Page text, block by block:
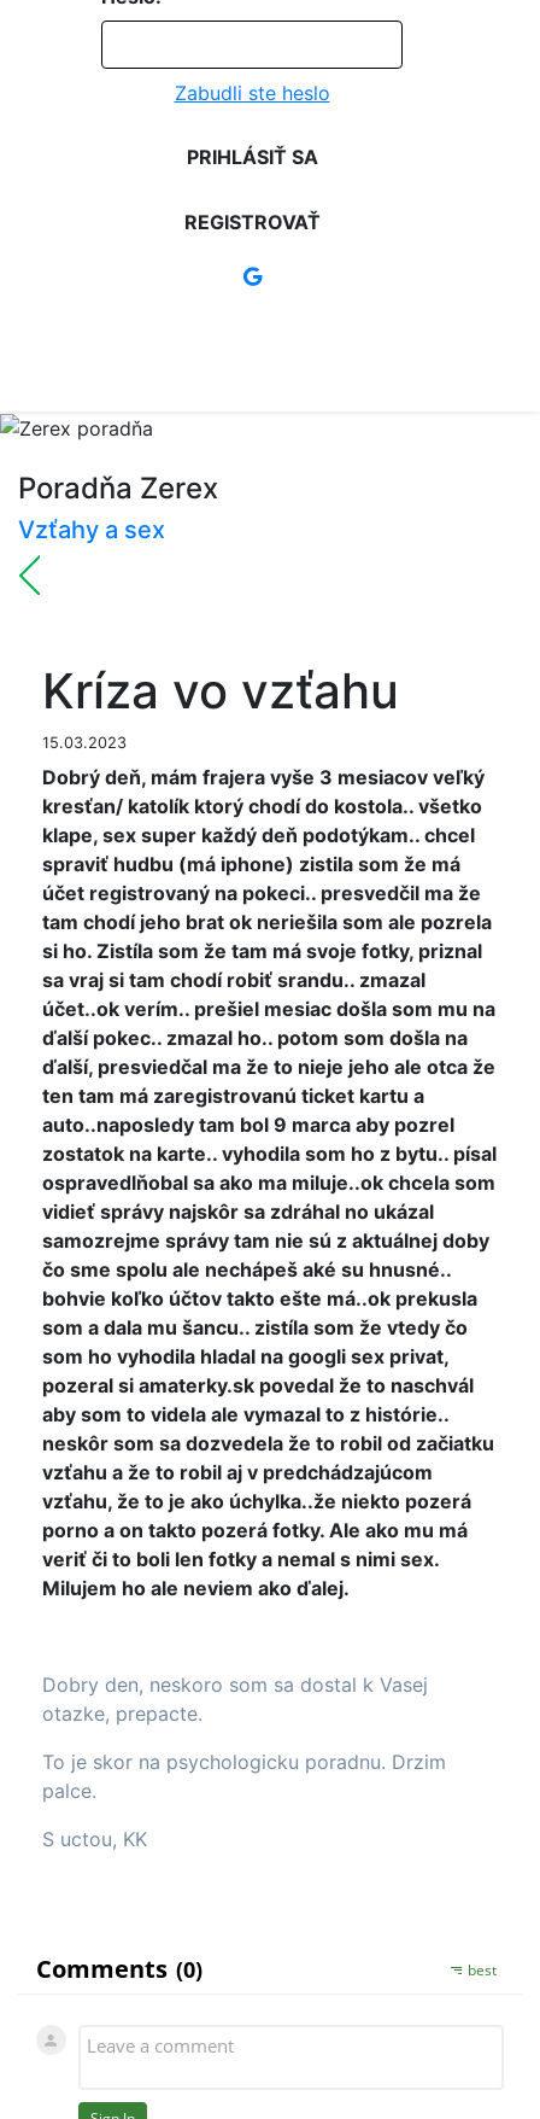
Zabudli ste heslo
PRIHLÁSIŤ SA
REGISTROVAŤ
Poradňa Zerex
Vzťahy a sex
Kríza vo vzťahu
15.03.2023
Dobrý deň, mám frajera vyše 3 mesiacov veľký
kresťan/ katolík ktorý chodí do kostola.. všetko
klape, sex super každý deň podotýkam.. chcel
spraviť hudbu (má iphone) zistila som že má
účet registrovaný na pokeci.. presvedčil ma že
tam chodí jeho brat ok neriešila som ale pozrela
si ho. Zistíla som že tam má svoje fotky, priznal
sa vraj si tam chodí robiť srandu.. zmazal
účet..ok verím.. prešiel mesiac došla som mu na
ďalší pokec.. zmazal ho.. potom som došla na
ďalší, presviedčal ma že to nieje jeho ale otca že
ten tam má zaregistrovanú ticket kartu a
auto..naposledy tam bol 9 marca aby pozrel
zostatok na karte.. vyhodila som ho z bytu.. písal
ospravedlňobal sa ako ma miluje..ok chcela som
vidieť správy najskôr sa zdráhal no ukázal
samozrejme správy tam nie sú z aktuálnej doby
čo sme spolu ale nechápeš aké su hnusné..
bohvie koľko účtov takto ešte má..ok prekusla
som a dala mu šancu.. zistíla som že vtedy čo
som ho vyhodila hladal na googli sex privat,
pozeral si amaterky.sk povedal že to naschvál
aby som to videla ale vymazal to z histórie..
neskôr som sa dozvedela že to robil od začiatku
vzťahu a že to robil aj v predchádzajúcom
vzťahu, že to je ako úchylka..že niekto pozerá
porno a on takto pozerá fotky. Ale ako mu má
veriť či to boli len fotky a nemal s nimi sex.
Milujem ho ale neviem ako ďalej.
Dobry den, neskoro som sa dostal k Vasej
otazke, prepacte.
To je skor na psychologicku poradnu. Drzim
palce.
S uctou, KK